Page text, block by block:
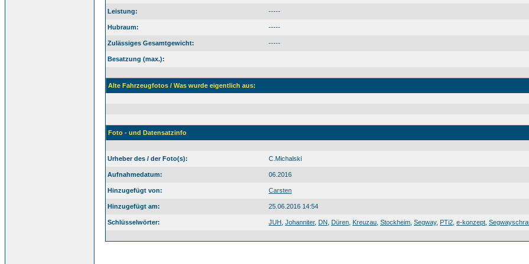
Leistung: -----
Hubraum: -----
Zulässiges Gesamtgewicht: -----
Besatzung (max.):
Alte Fahrzeugfotos / Was wurde eigentlich aus:
Foto - und Datensatzinfo
Urheber des / der Foto(s): C.Michalski
Aufnahmedatum: 06.2016
Hinzugefügt von: Carsten
Hinzugefügt am: 25.06.2016 14:54
Schlüsselwörter: JUH Johanniter, DN Düren Kreuzau Stockheim Segway, PTi2 e-konzept